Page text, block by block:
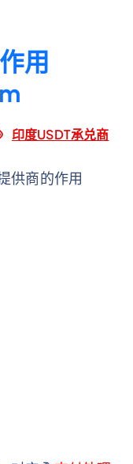
用
印度USDT承兑商
供商的作用